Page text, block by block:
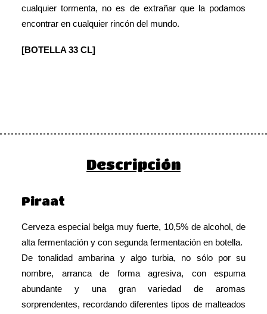
cualquier tormenta, no es de extrañar que la podamos
encontrar en cualquier rincón del mundo.
[BOTELLA 33 CL]
Descripción
Piraat
Cerveza especial belga muy fuerte, 10,5% de alcohol, de
alta fermentación y con segunda fermentación en botella.
De tonalidad ambarina y algo turbia, no sólo por su
nombre, arranca de forma agresiva, con espuma
abundante y una gran variedad de aromas
sorprendentes, recordando diferentes tipos de malteados